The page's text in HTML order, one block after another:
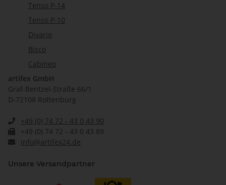
Tenso P-14
Tenso P-10
Divario
Bisco
Cabineo
artifex GmbH
Graf-Bentzel-Straße 66/1
D-72108 Rottenburg
+49 (0) 74 72 - 43 0 43 90
+49 (0) 74 72 - 43 0 43 89
info@artifex24.de
Unsere Versandpartner